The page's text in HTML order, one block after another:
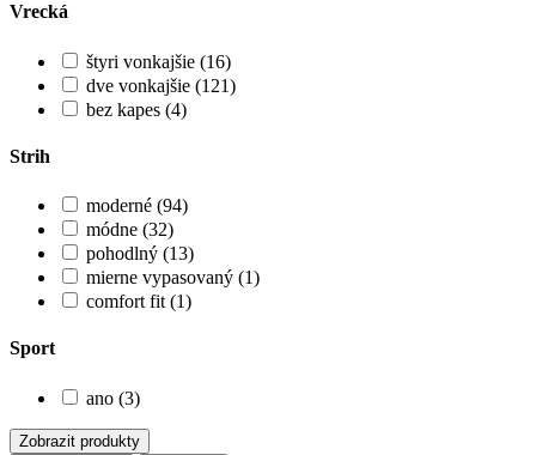
Vrecká
štyri vonkajšie (16)
dve vonkajšie (121)
bez kapes (4)
Strih
moderné (94)
módne (32)
pohodlný (13)
mierne vypasovaný (1)
comfort fit (1)
Sport
ano (3)
Zobrazit produkty